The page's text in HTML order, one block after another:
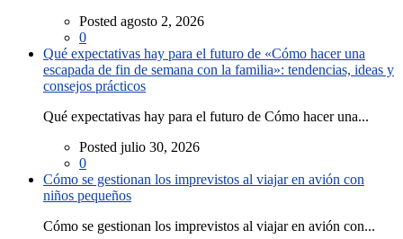
Posted agosto 2, 2026
0
Qué expectativas hay para el futuro de «Cómo hacer una
escapada de fin de semana con la familia»: tendencias, ideas y
consejos prácticos
Qué expectativas hay para el futuro de Cómo hacer una...
Posted julio 30, 2026
0
Cómo se gestionan los imprevistos al viajar en avión con
niños pequeños
Cómo se gestionan los imprevistos al viajar en avión con...